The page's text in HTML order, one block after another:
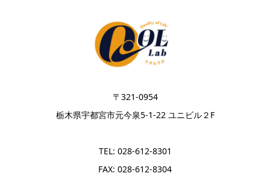
〒321-0954
栃木県宇都宮市元今泉5-1-22 ユニビル２F
TEL: 028-612-8301
FAX: 028-612-8304